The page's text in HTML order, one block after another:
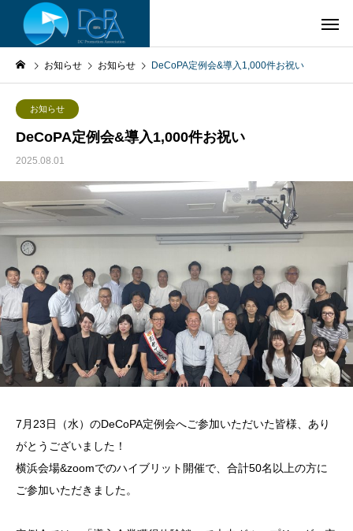
お知らせ お知らせ DeCoPA定例会&導入1,000件お祝い
お知らせ
DeCoPA定例会&導入1,000件お祝い
2025.08.01
7月23日（水）のDeCoPA定例会へご参加いただいた皆様、あり
がとうございました！
横浜会場&zoomでのハイブリット開催で、合計50名以上の方に
ご参加いただきました。